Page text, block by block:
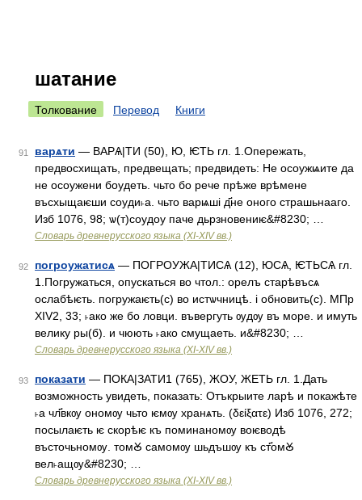
шатание
Толкование Перевод Книги
91 варѧти — ВАРѦ|ТИ (50), Ю, ѤТЬ гл. 1.Опережать,
предвосхищать, предвещать; предвидеть: Не осоужѩите да
не осоужени боудеть. чьто бо рече прѣже врѣмене
въсхыщаѥши соуди˫а. чьто варѩшi д҃не оного страшьнааго.
Изб 1076, 98; ѡ(т)соудоу паче дьрзновениѥ&#8230; …
Словарь древнерусского языка (XI-XIV вв.)
92 погроужатисѧ — ПОГРОУЖА|ТИСѦ (12), ЮСѦ, ѤТЬСѦ гл.
1.Погружаться, опускаться во чтол.: орелъ старѣвъсѧ
ослабѣѥть. погружаѥть(с) во истѡчницѣ. i обновить(с). МПр
XIV2, 33; ˫ако же бо ловци. въвергуть ѹдѹ въ море. и имуть
велику ры(б). и чюють ˫ако смущаеть. и&#8230; …
Словарь древнерусского языка (XI-XIV вв.)
93 показати — ПОКА|ЗАТИ1 (765), ЖОУ, ЖЕТЬ гл. 1.Дать
возможность увидеть, показать: Отъкрыите ларѣ и покажѣте
˫а чл҃вкѹ ономѹ чьто ѥмѹ хранѧть. (δείξατε) Изб 1076, 272;
посылаѥть ѥ скорѣѥ къ поминаномѹ воѥводѣ
въсточьномѹ. томꙊ самомѹ шьдъшѹ къ ст҃омꙊ
вел˫ащѹ&#8230; …
Словарь древнерусского языка (XI-XIV вв.)